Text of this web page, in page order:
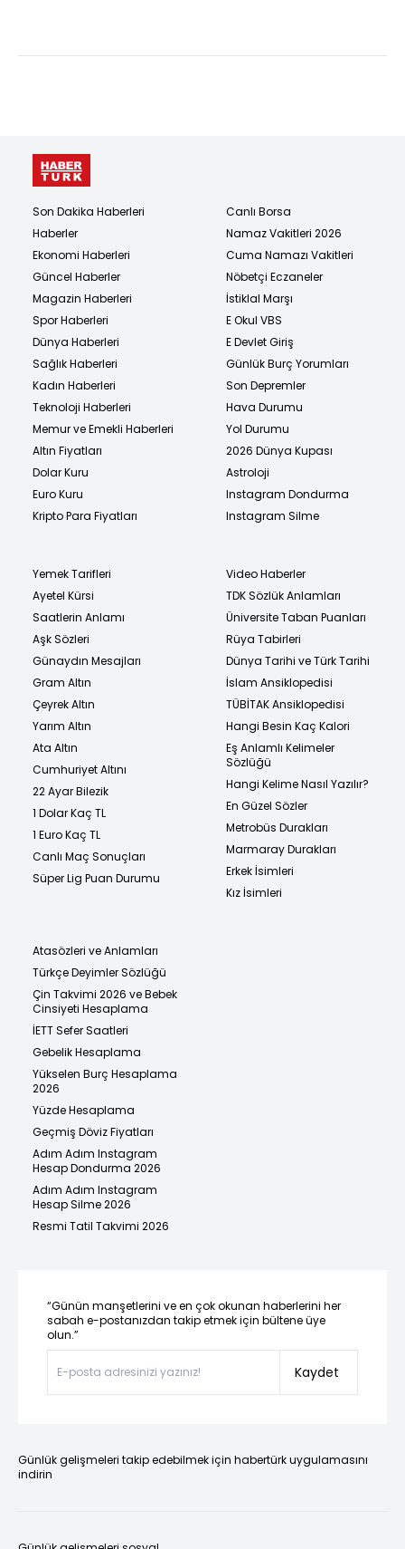
Son Dakika Haberleri
Haberler
Ekonomi Haberleri
Güncel Haberler
Magazin Haberleri
Spor Haberleri
Dünya Haberleri
Sağlık Haberleri
Kadın Haberleri
Teknoloji Haberleri
Memur ve Emekli Haberleri
Altın Fiyatları
Dolar Kuru
Euro Kuru
Kripto Para Fiyatları
Canlı Borsa
Namaz Vakitleri 2026
Cuma Namazı Vakitleri
Nöbetçi Eczaneler
İstiklal Marşı
E Okul VBS
E Devlet Giriş
Günlük Burç Yorumları
Son Depremler
Hava Durumu
Yol Durumu
2026 Dünya Kupası
Astroloji
Instagram Dondurma
Instagram Silme
Yemek Tarifleri
Ayetel Kürsi
Saatlerin Anlamı
Aşk Sözleri
Günaydın Mesajları
Gram Altın
Çeyrek Altın
Yarım Altın
Ata Altın
Cumhuriyet Altını
22 Ayar Bilezik
1 Dolar Kaç TL
1 Euro Kaç TL
Canlı Maç Sonuçları
Süper Lig Puan Durumu
Video Haberler
TDK Sözlük Anlamları
Üniversite Taban Puanları
Rüya Tabirleri
Dünya Tarihi ve Türk Tarihi
İslam Ansiklopedisi
TÜBİTAK Ansiklopedisi
Hangi Besin Kaç Kalori
Eş Anlamlı Kelimeler
Sözlüğü
Hangi Kelime Nasıl Yazılır?
En Güzel Sözler
Metrobüs Durakları
Marmaray Durakları
Erkek İsimleri
Kız İsimleri
Atasözleri ve Anlamları
Türkçe Deyimler Sözlüğü
Çin Takvimi 2026 ve Bebek
Cinsiyeti Hesaplama
İETT Sefer Saatleri
Gebelik Hesaplama
Yükselen Burç Hesaplama
2026
Yüzde Hesaplama
Geçmiş Döviz Fiyatları
Adım Adım Instagram
Hesap Dondurma 2026
Adım Adım Instagram
Hesap Silme 2026
Resmi Tatil Takvimi 2026
“Günün manşetlerini ve en çok okunan haberlerini her
sabah e-postanızdan takip etmek için bültene üye
olun.”
Kaydet
Günlük gelişmeleri takip edebilmek için habertürk uygulamasını
indirin